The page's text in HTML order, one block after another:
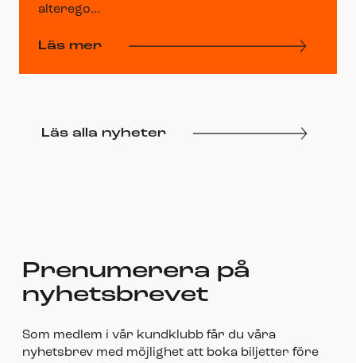
alterego...
Läs mer
Läs alla nyheter
Prenumerera på
nyhetsbrevet
Som medlem i vår kundklubb får du våra
nyhetsbrev med möjlighet att boka biljetter före